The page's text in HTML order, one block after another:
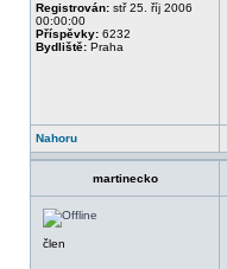
Registrován: stř 25. říj 2006
00:00:00
Příspěvky: 6232
Bydliště: Praha
Nahoru
martinecko
člen